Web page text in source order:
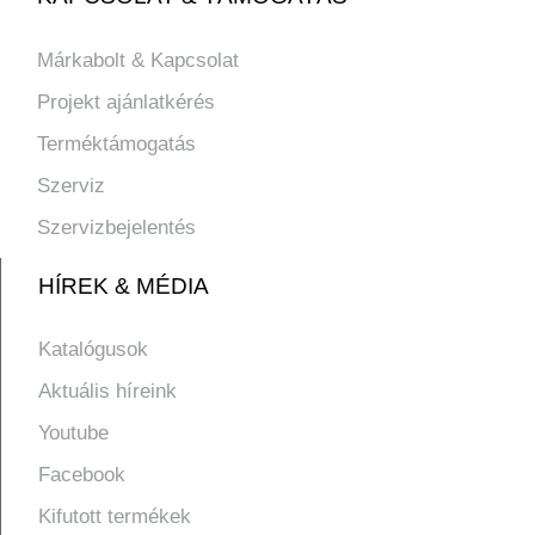
Márkabolt & Kapcsolat
Projekt ajánlatkérés
Terméktámogatás
Szerviz
Szervizbejelentés
HÍREK & MÉDIA
Katalógusok
Aktuális híreink
Youtube
Facebook
Kifutott termékek